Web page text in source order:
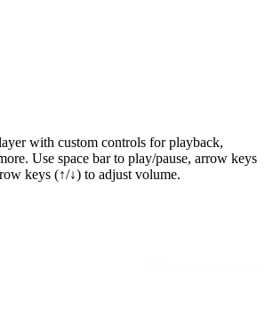
with custom controls for playback,
Use space bar to play/pause, arrow keys
keys (↑/↓) to adjust volume.